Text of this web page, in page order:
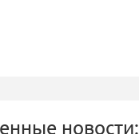
новости: